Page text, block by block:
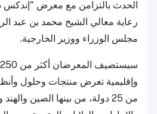
الحدث بالتزامن مع معرض "إندكس
رعاية معالي الشيخ محمد بن عبد
مجلس الوزراء ووزير الخارجية.
وإقليمية تعرض منتجات وحلول
من 25 دولة، من بينها الصين